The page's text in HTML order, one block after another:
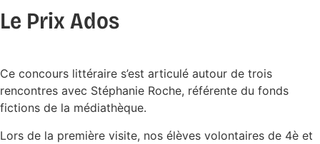
Le Prix Ados
Ce concours littéraire s’est articulé autour de trois
rencontres avec Stéphanie Roche, référente du fonds
fictions de la médiathèque.
Lors de la première visite, nos élèves volontaires de 4è et